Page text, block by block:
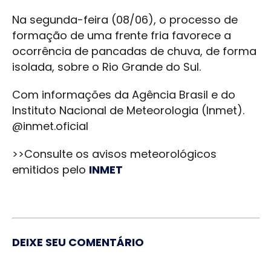
Na segunda-feira (08/06), o processo de
formação de uma frente fria favorece a
ocorrência de pancadas de chuva, de forma
isolada, sobre o Rio Grande do Sul.
Com informações da Agência Brasil e do
Instituto Nacional de Meteorologia (Inmet).
@inmet.oficial
>>Consulte os avisos meteorológicos
emitidos pelo INMET
DEIXE SEU COMENTÁRIO